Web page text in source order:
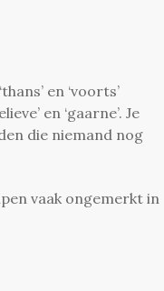
en ‘voorts’
en ‘gaarne’. Je
die niemand nog
vaak ongemerkt in